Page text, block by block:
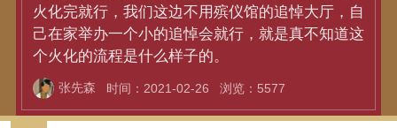
火化完就行，我们这边不用殡仪馆的追悼大厅，自
己在家举办一个小的追悼会就行，就是真不知道这
个火化的流程是什么样子的。
张先森 时间：2021-02-26 浏览：5577